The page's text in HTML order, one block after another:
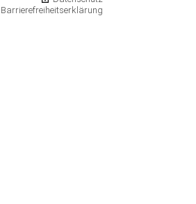
Barrierefreiheitserklärung